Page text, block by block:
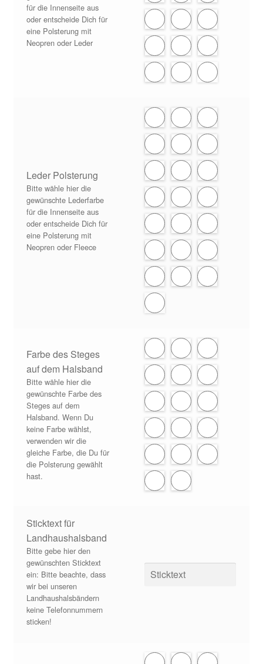
für die Innenseite aus
oder entscheide Dich für
eine Polsterung mit
Neopren oder Leder
Leder Polsterung
Bitte wähle hier die
gewünschte Lederfarbe
für die Innenseite aus
oder entscheide Dich für
eine Polsterung mit
Neopren oder Fleece
Farbe des Steges
auf dem Halsband
Bitte wähle hier die
gewünschte Farbe des
Steges auf dem
Halsband. Wenn Du
keine Farbe wählst,
verwenden wir die
gleiche Farbe, die Du für
die Polsterung gewählt
hast.
Sticktext für
Landhaushalsband
Bitte gebe hier den
gewünschten Sticktext
ein: Bitte beachte, dass
wir bei unseren
Landhaushalsbändern
keine Telefonnummern
sticken!